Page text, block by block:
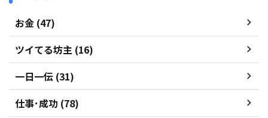
お金 (47)
ツイてる坊主 (16)
一日一伝 (31)
仕事･成功 (78)